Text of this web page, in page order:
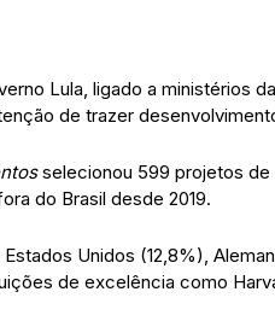
Lula, ligado a ministérios
de trazer
selecionou 599 projetos de
do Brasil desde 2019.
Unidos (12,8%),
de excelência como